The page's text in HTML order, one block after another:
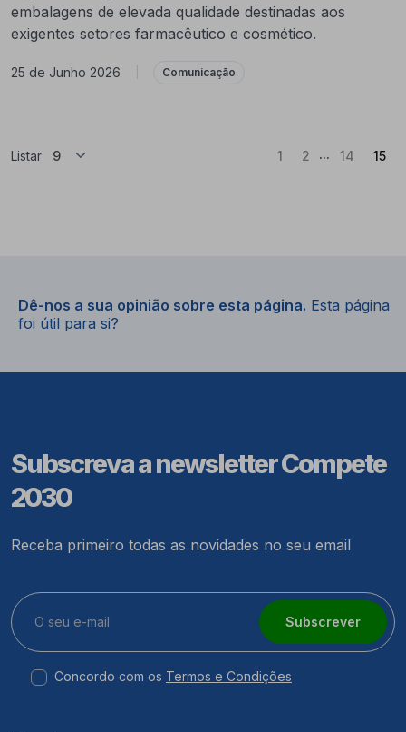
embalagens de elevada qualidade destinadas aos
exigentes setores farmacêutico e cosmético.
25 de Junho 2026 Comunicação
Listar 1 2 ... 14 15
Dê-nos a sua opinião sobre esta página. Esta página
foi útil para si?
Subscreva a newsletter Compete
2030
Receba primeiro todas as novidades no seu email
Subscrever
Concordo com os Termos e Condições